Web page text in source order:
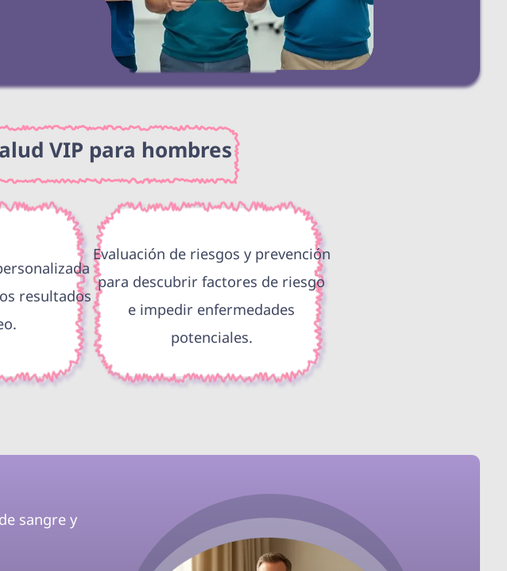
VIP para hombres
resultados
Evaluación de riesgos y prevención
para descubrir factores de riesgo
e impedir enfermedades
potenciales.
sangre y